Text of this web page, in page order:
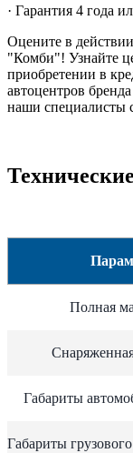
· Гарантия 4 года
Оцените в
"Комби"! Узнайте
приобретении в
автоцентров
наши специалисты
Полная
Габариты
Габариты